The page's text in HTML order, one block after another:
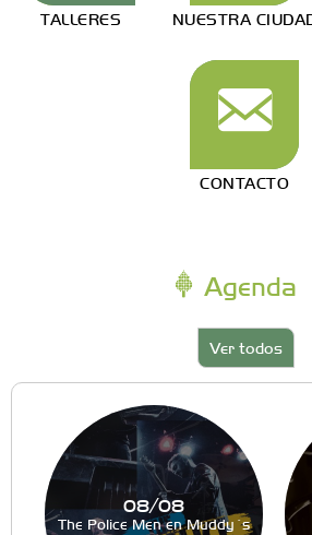
TALLERES NUESTRA
CONTACTO
Agenda
Ver todos
08/08
The Police Men en Muddy´s